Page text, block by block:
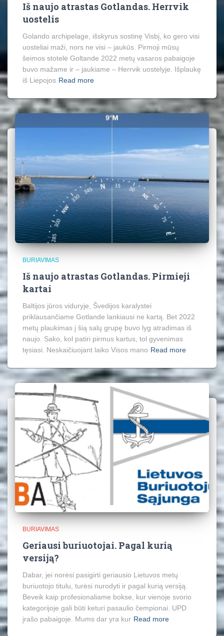
Iš naujo atrastas Gotlandas. Herrvik
uostelis
Golando archipelage, išskyrus sostinę Visbį, ko gero visi
uosteliai maži, nors ne visi – jaukūs. Pirmoji mūsų
šeimos stotelė Goltande 2022 metų vasaros pabaigoje
buvo mažame ir – jaukiame – Herrvik uostelyje. Išplaukę
iš Liepojos Read more
BURIAVIMAS
Iš naujo atrastas Gotlandas. Pirmieji
kartai
Baltijos jūros viduryje, Švedijos karalystei
priklausančiame Gotlande lankiausi ne kartą. Bet 2022
metų plaukimas į šią salų grupę buvo lyg atradimas iš
naujo. Sako, kol patiri pirmus kartus, tol gyvenimas
tęsiasi. Neskaičiuojant laiko Visos mano Read more
BURIAVIMAS
Geriausi buriuotojai. Pagal kurią
versiją?
Dabar, jei norėsi pasigirti geriausio Lietuvos metų
buriuotojo titulu, turėsi nurodyti ir pagal kurią versiją.
Beveik kaip profesionaliame bokse, kur vienoje svorio
kategorijoje gali būti keturi pasaulio čempionai. UPD
įrašo pabaigoje. Mums dar yra kur Read more